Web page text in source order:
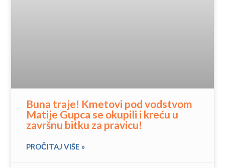
Buna traje! Kmetovi pod vodstvom
Matije Gupca se okupili i kreću u
završnu bitku za pravicu!
PROČITAJ VIŠE »